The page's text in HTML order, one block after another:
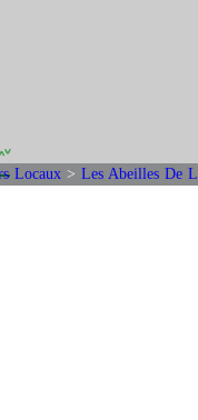
Locaux >Les Abeilles De